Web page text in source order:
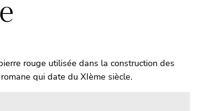
rouge utilisée dans la construction des
qui date du XIème siècle.